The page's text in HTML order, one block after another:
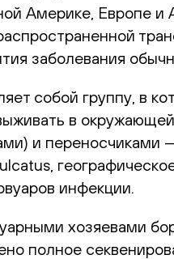
Америке, Европе
заболевания
собой группу, в
в
и переносчиками
инфекции.
хозяевами
полное